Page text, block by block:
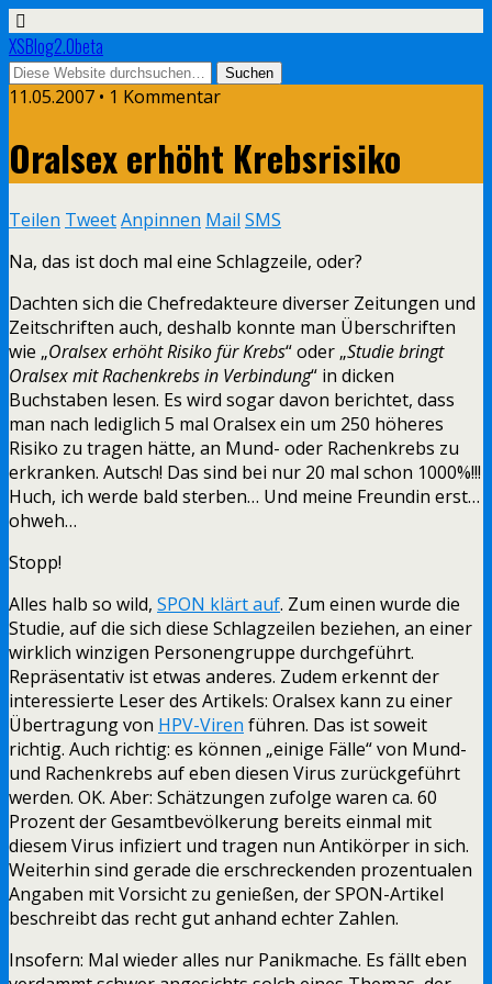
XSBlog2.0beta
11.05.2007 • 1 Kommentar
Oralsex erhöht Krebsrisiko
Teilen TweetAnpinnen Mail SMS
Na, das ist doch mal eine Schlagzeile, oder?
Dachten sich die Chefredakteure diverser Zeitungen und
Zeitschriften auch, deshalb konnte man Überschriften
wie „Oralsex erhöht Risiko für Krebs“ oder „Studie bringt
Oralsex mit Rachenkrebs in Verbindung“ in dicken
Buchstaben lesen. Es wird sogar davon berichtet, dass
man nach lediglich 5 mal Oralsex ein um 250 höheres
Risiko zu tragen hätte, an Mund- oder Rachenkrebs zu
erkranken. Autsch! Das sind bei nur 20 mal schon 1000%!!!
Huch, ich werde bald sterben… Und meine Freundin erst…
ohweh…
Stopp!
Alles halb so wild, SPON klärt auf. Zum einen wurde die
Studie, auf die sich diese Schlagzeilen beziehen, an einer
wirklich winzigen Personengruppe durchgeführt.
Repräsentativ ist etwas anderes. Zudem erkennt der
interessierte Leser des Artikels: Oralsex kann zu einer
Übertragung von HPV-Viren führen. Das ist soweit
richtig. Auch richtig: es können „einige Fälle“ von Mund-
und Rachenkrebs auf eben diesen Virus zurückgeführt
werden. OK. Aber: Schätzungen zufolge waren ca. 60
Prozent der Gesamtbevölkerung bereits einmal mit
diesem Virus infiziert und tragen nun Antikörper in sich.
Weiterhin sind gerade die erschreckenden prozentualen
Angaben mit Vorsicht zu genießen, der SPON-Artikel
beschreibt das recht gut anhand echter Zahlen.
Insofern: Mal wieder alles nur Panikmache. Es fällt eben